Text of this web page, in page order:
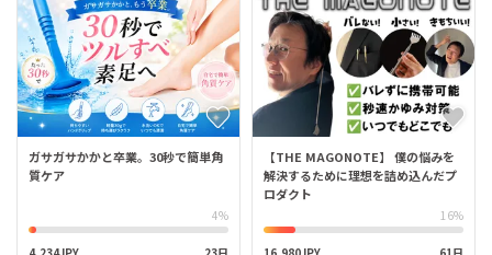
ガサガサかかと卒業。30秒で簡単角
質ケア
4%
【THE MAGONOTE】 僕の悩みを
解決するために理想を詰め込んだプ
ロダクト
16%